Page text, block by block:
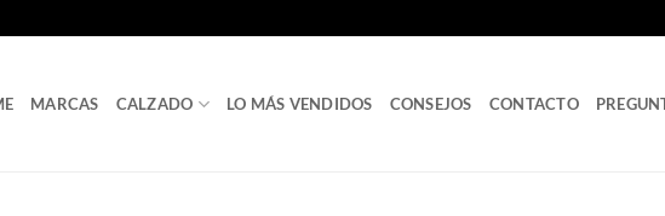
MARCAS CALZADO LO MÁS VENDIDOS CONSEJOS CONTACTO